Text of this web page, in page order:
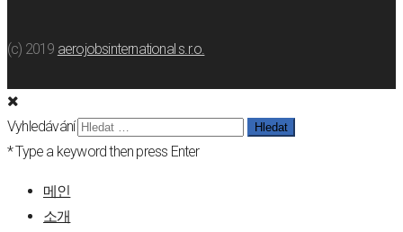
(c) 2019 aerojobsinternational s.r.o.
Vyhledávání
* Type a keyword then press Enter
메인
소개